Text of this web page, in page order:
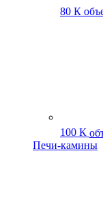
80 К
100 К
Печи-камины